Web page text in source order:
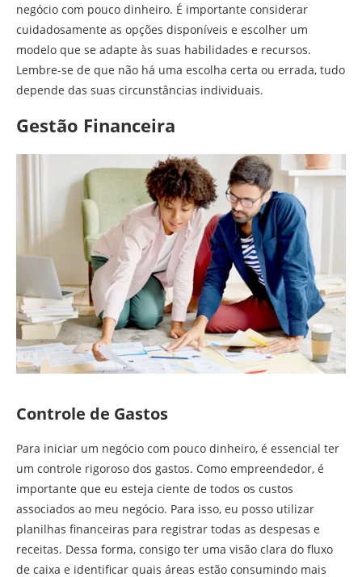
negócio com pouco dinheiro. É importante considerar
cuidadosamente as opções disponíveis e escolher um
modelo que se adapte às suas habilidades e recursos.
Lembre-se de que não há uma escolha certa ou errada, tudo
depende das suas circunstâncias individuais.
Gestão Financeira
Controle de Gastos
Para iniciar um negócio com pouco dinheiro, é essencial ter
um controle rigoroso dos gastos. Como empreendedor, é
importante que eu esteja ciente de todos os custos
associados ao meu negócio. Para isso, eu posso utilizar
planilhas financeiras para registrar todas as despesas e
receitas. Dessa forma, consigo ter uma visão clara do fluxo
de caixa e identificar quais áreas estão consumindo mais